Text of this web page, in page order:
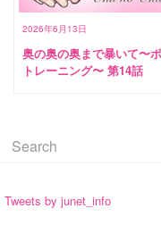
2026年6月13日
奥の奥の奥まで暴いて〜
トレーニング〜 第14話
Tweets by junet_info